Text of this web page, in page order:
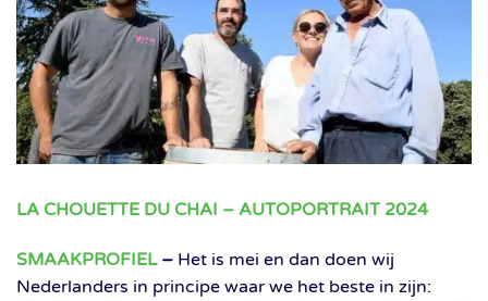
LA CHOUETTE DU CHAI – AUTOPORTRAIT 2024
SMAAKPROFIEL– Het is mei en dan doen wij
Nederlanders in principe waar we het beste in zijn: